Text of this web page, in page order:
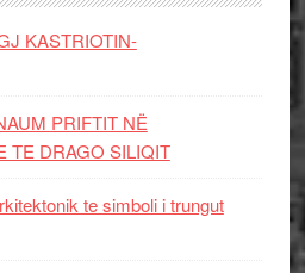
KASTRIOTIN-
PRIFTIT NË
TE DRAGO SILIQIT
te simboli i trungut